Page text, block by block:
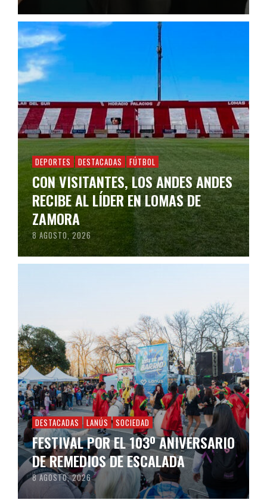
DEPORTES DESTACADAS FÚTBOL
CON VISITANTES, LOS ANDES ANDES
RECIBE AL LÍDER EN LOMAS DE
ZAMORA
8 AGOSTO, 2026
DESTACADAS LANÚS SOCIEDAD
FESTIVAL POR EL 103º ANIVERSARIO
DE REMEDIOS DE ESCALADA
8 AGOSTO, 2026